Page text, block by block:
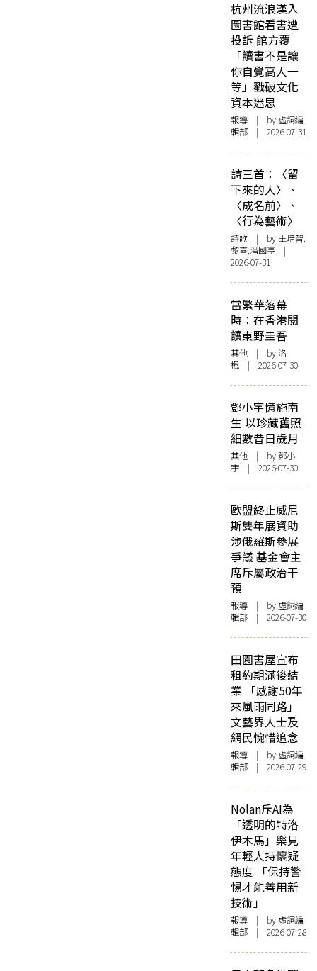
杭州流浪漢入
圖書館看書遭
投訴 館方覆
「讀書不是讓
你自覺高人一
等」戳破文化
資本迷思
報導 | by 虛詞編
輯部 | 2026-07-31
詩三首：〈留
下來的人〉、
〈成名前〉、
〈行為藝術〉
詩歌 | by 王培智,
黎喜,潘國亨 |
2026-07-31
當繁華落幕
時：在香港閱
讀東野圭吾
其他 | by洛
楓 | 2026-07-30
鄧小宇憶施南
生 以珍藏舊照
細數昔日歲月
其他 | by 鄧小
宇 | 2026-07-30
歐盟終止威尼
斯雙年展資助
涉俄羅斯參展
爭議 基金會主
席斥屬政治干
預
報導 | by 虛詞編
輯部 | 2026-07-30
田園書屋宣布
租約期滿後結
業 「感謝50年
來風雨同路」
文藝界人士及
網民惋惜追念
報導 | by 虛詞編
輯部 | 2026-07-29
Nolan斥AI為
「透明的特洛
伊木馬」樂見
年輕人持懷疑
態度 「保持警
惕才能善用新
技術」
報導 | by 虛詞編
輯部 | 2026-07-28